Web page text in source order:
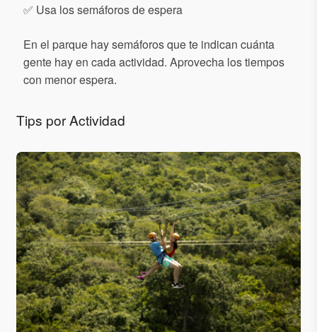
✅ Usa los semáforos de espera
En el parque hay semáforos que te indican cuánta
gente hay en cada actividad. Aprovecha los tiempos
con menor espera.
Tips por Actividad